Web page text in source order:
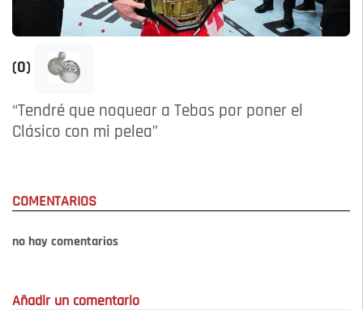
(0)
“Tendré que noquear a Tebas por poner el
Clásico con mi pelea”
COMENTARIOS
no hay comentarios
Añadir un comentario